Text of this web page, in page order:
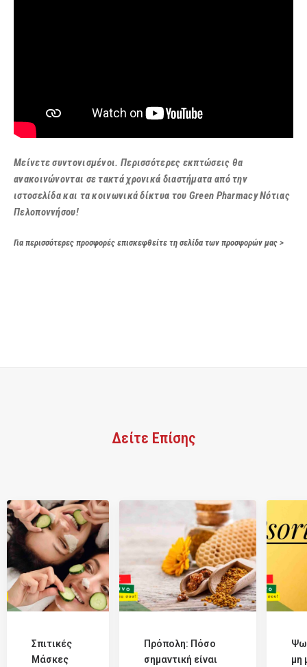
Μείνετε συντονισμένοι. Περισσότερες εκπτώσεις θα
ανακοινώνονται σε τακτά χρονικά διαστήματα από την
ιστοσελίδα και τα κοινωνικά δίκτυα του Green Pharmacy Νότιας
Πελοποννήσου!
Για περισσότερες προσφορές επισκεφθείτε τη σελίδα των προσφορών μας >
Δείτε Επίσης
Σπιτικές
Μάσκες
Πρόπολη: Πόσο
σημαντική είναι
μη